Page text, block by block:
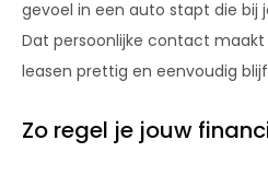
gevoel in een auto stapt die bij
Dat persoonlijke contact
leasen prettig en eenvoudig
Zo regel je jouw